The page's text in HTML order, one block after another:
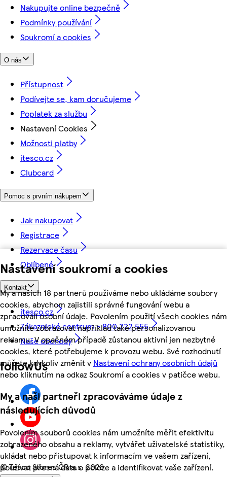
Nastavení soukromí a cookies
My a našich 18 partnerů používáme nebo ukládáme soubory
cookies, abychom zajistili správné fungování webu a
zpracovali osobní údaje. Povolením použití všech cookies nám
umožníte zobrazovat například také personalizovanou
reklamu. V opačném případě zůstanou aktivní jen nezbytné
cookies, které potřebujeme k provozu webu. Své rozhodnutí
můžete kdykoliv změnit v Nastavení ochrany osobních údajů
nebo kliknutím na odkaz Soukromí a cookies v patičce webu.
My a naši partneři zpracováváme údaje z
následujících důvodů
Povolením souborů cookies nám umožníte měřit efektivitu
zobrazeného obsahu a reklamy, vytvářet uživatelské statistiky,
ukládat nebo přistupovat k informacím ve vašem zařízení,
používat přesná data o poloze a identifikovat vaše zařízení.
Nakupujte online bezpečně
Podmínky používání
Soukromí a cookies
O nás
Přístupnost
Podívejte se, kam doručujeme
Poplatek za službu
Nastavení Cookies
Možnosti platby
itesco.cz
Clubcard
Pomoc s prvním nákupem
Jak nakupovat
Registrace
Rezervace času
Oblíbené
Kontakt
itesco.cz
Zákaznické centrum - 800 222 555
Naše obchody
followUs
©Tesco Stores ČR a.s. 2026